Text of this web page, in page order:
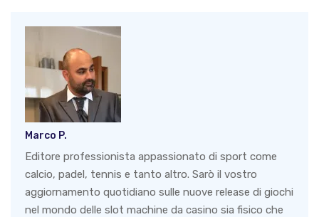
Marco P.
Editore professionista appassionato di sport come
calcio, padel, tennis e tanto altro. Sarò il vostro
aggiornamento quotidiano sulle nuove release di giochi
nel mondo delle slot machine da casino sia fisico che